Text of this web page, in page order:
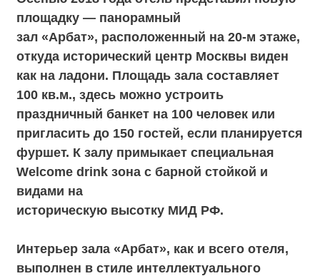
историческую высотку МИД РФ.
Интерьер зала «Арбат», как и всего отеля,
выполнен в стиле интеллектуального
минимализма. Это строгий, лаконичный, но
в то же время изысканный и легкий дизайн
умным использованием пространства.
Светлый тон и отсутствие лишних деталей
играют
на руку молодоженам — зал легко
оформить в любой цветовой гамме.
Стильным акцентом «Арбата» стал
«брутальные»
светильники, которые контрастно